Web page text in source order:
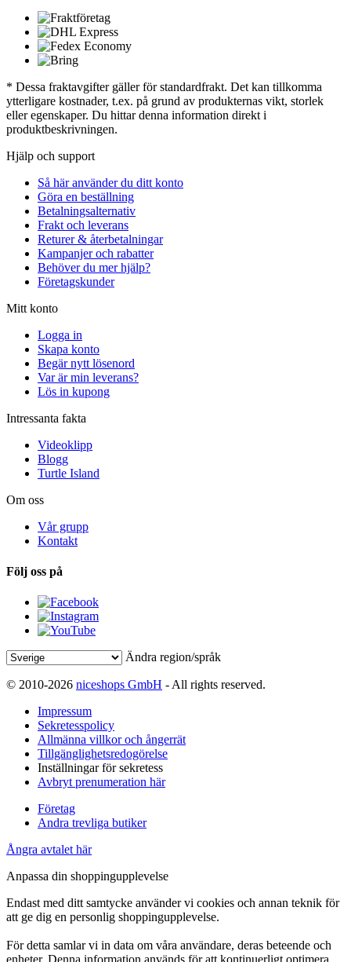
* Dessa fraktavgifter gäller för standardfrakt. Det kan tillkomma
ytterligare kostnader, t.ex. på grund av produkternas vikt, storlek
eller egenskaper. Du hittar denna information direkt i
produktbeskrivningen.
Hjälp och support
Så här använder du ditt konto
Göra en beställning
Betalningsalternativ
Frakt och leverans
Returer & återbetalningar
Kampanjer och rabatter
Behöver du mer hjälp?
Företagskunder
Mitt konto
Logga in
Skapa konto
Begär nytt lösenord
Var är min leverans?
Lös in kupong
Intressanta fakta
Videoklipp
Blogg
Turtle Island
Om oss
Vår grupp
Kontakt
Följ oss på
Ändra region/språk
© 2010-2026 niceshops GmbH - All rights reserved.
Impressum
Sekretesspolicy
Allmänna villkor och ångerrät
Tillgänglighetsredogörelse
Inställningar för sekretess
Avbryt prenumeration här
Företag
Andra trevliga butiker
Ångra avtalet här
Anpassa din shoppingupplevelse
Endast med ditt samtycke använder vi cookies och annan teknik för
att ge dig en personlig shoppingupplevelse.
För detta samlar vi in data om våra användare, deras beteende och